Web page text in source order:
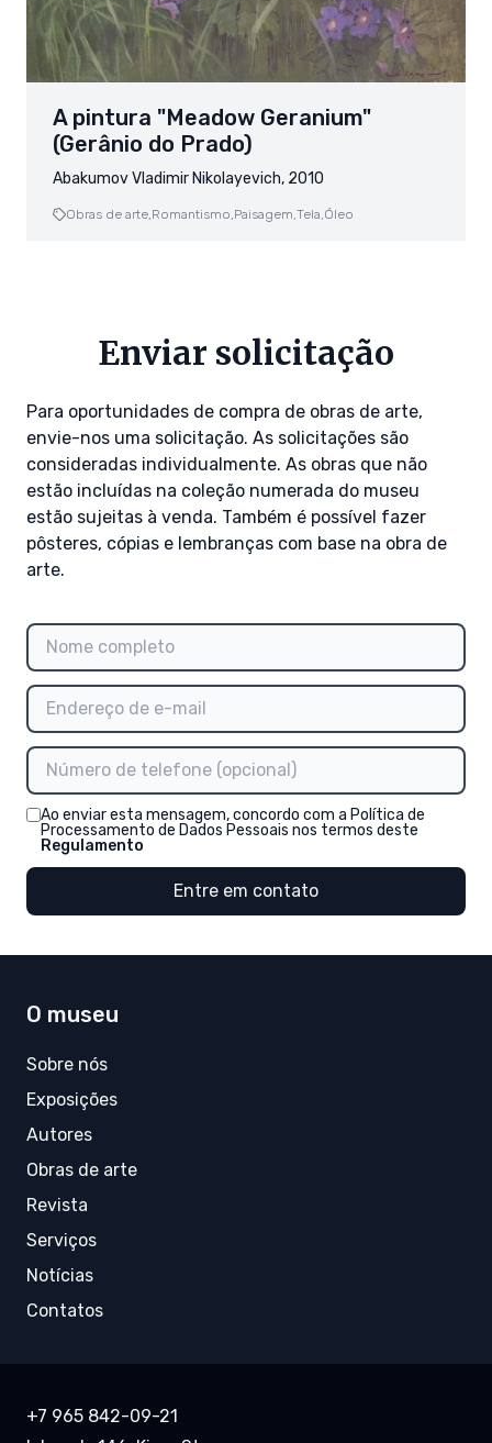
A pintura "Meadow Geranium"
(Gerânio do Prado)
Abakumov Vladimir Nikolayevich, 2010
Obras de arte,Romantismo,Paisagem,Tela,Óleo
Enviar solicitação
Para oportunidades de compra de obras de arte,
envie-nos uma solicitação. As solicitações são
consideradas individualmente. As obras que não
estão incluídas na coleção numerada do museu
estão sujeitas à venda. Também é possível fazer
pôsteres, cópias e lembranças com base na obra de
arte.
Ao enviar esta mensagem, concordo com a Política de
Processamento de Dados Pessoais nos termos deste
Regulamento
Entre em contato
O museu
Sobre nós
Exposições
Autores
Obras de arte
Revista
Serviços
Notícias
Contatos
+7 965 842-09-21